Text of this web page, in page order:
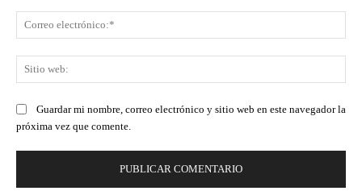
Guardar mi nombre, correo electrónico y sitio web en este navegador la
próxima vez que comente.